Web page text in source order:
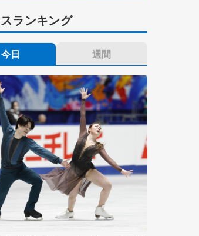
ランキング
今日 週間